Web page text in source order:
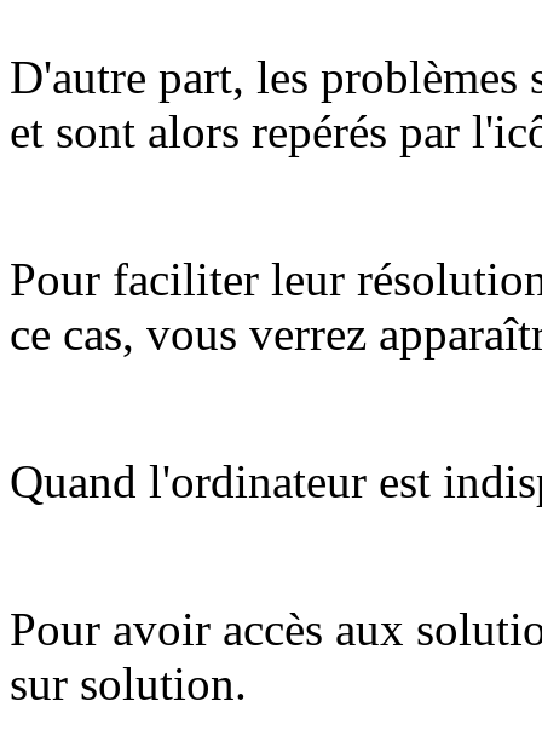
D'autre part, les problèmes
et sont alors repérés par
Pour faciliter leur
ce cas, vous verrez
Quand l'ordinateur est
Pour avoir accès aux
sur solution.